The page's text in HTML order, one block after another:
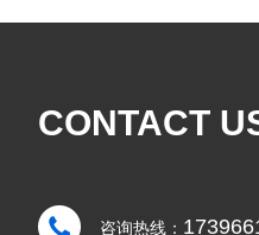
CONTACT
咨询热线：